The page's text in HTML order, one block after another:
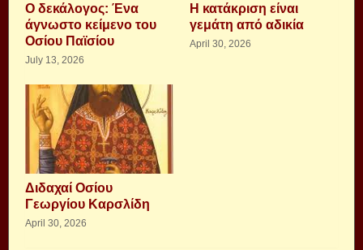
Ο δεκάλογος: Ένα
άγνωστο κείμενο του
Οσίου Παϊσίου
July 13, 2026
Η κατάκριση είναι
γεμάτη από αδικία
April 30, 2026
Διδαχαί Οσίου
Γεωργίου Καρσλίδη
April 30, 2026